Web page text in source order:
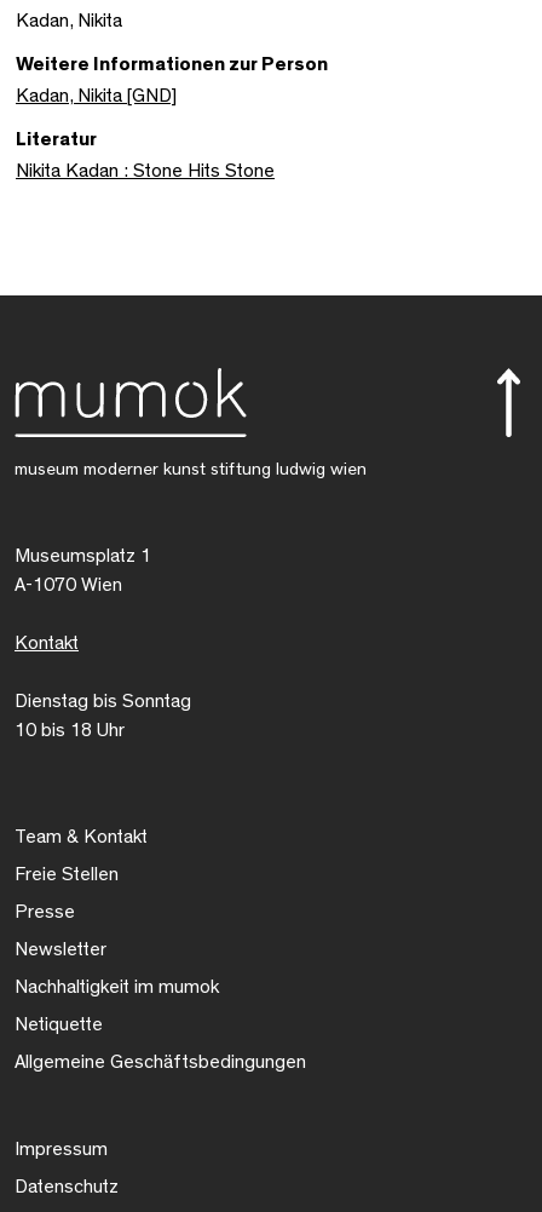
Kadan, Nikita
Weitere Informationen zur Person
Kadan, Nikita [GND]
Literatur
Nikita Kadan : Stone Hits Stone
museum moderner kunst stiftung ludwig wien
Museumsplatz 1
A-1070 Wien
Kontakt
Dienstag bis Sonntag
10 bis 18 Uhr
Team & Kontakt
Freie Stellen
Presse
Newsletter
Nachhaltigkeit im mumok
Netiquette
Allgemeine Geschäftsbedingungen
Impressum
Datenschutz